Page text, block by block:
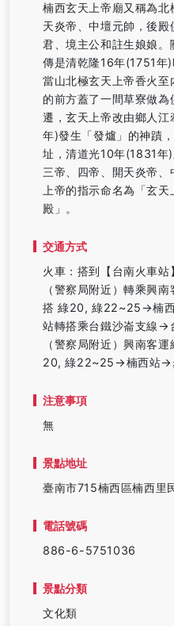
楠西玄天上帝廟又稱為
天炎帝、中壇元帥，後
君、境主公和註生娘娘
傳是清乾隆16年(1751年
當山北極玄天上帝香火
的前方蓋了一間草寮做
遷，玄天上帝改由鄉人
年)發生「發爐」的神蹟
址，清道光10年(1831年)
三帝、四帝、開天炎帝
上帝的指示命名為「玄
殿」。
交通方式
火車：搭到【台南火車
（警察局附近）轉乘興
搭 綠20, 綠22~25→楠
站轉搭乘台鐵沙崙支線
（警察局附近）興南客
20, 綠22~25→楠西站→
注意事項
無
景點地址
臺南市715楠西區楠西里
電話號碼
886-6-5751036
景點分類
文化類